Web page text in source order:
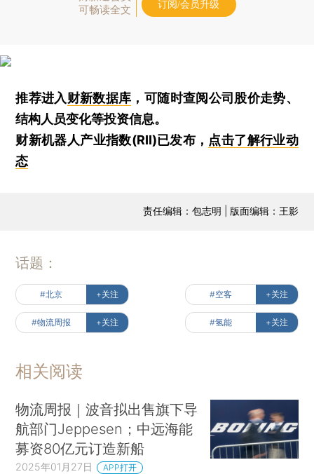
可畅读全文
订阅/会员升级
推荐进入财新数据库 ，可随时查阅公司股价走势、
结构人员变化等投资信息。
财新机器人产业指数(RII)已发布， 点击了解行业动
态
责任编辑：包志明 | 版面编辑：王影
话题：
#北京 +关注 #空客 +关注
#物流周报 +关注 #氢能 +关注
相关阅读
物流周报｜波音拟出售旗下导
航部门Jeppesen；中远海能
募资80亿元订造新船
2025年01月27日 APP打开